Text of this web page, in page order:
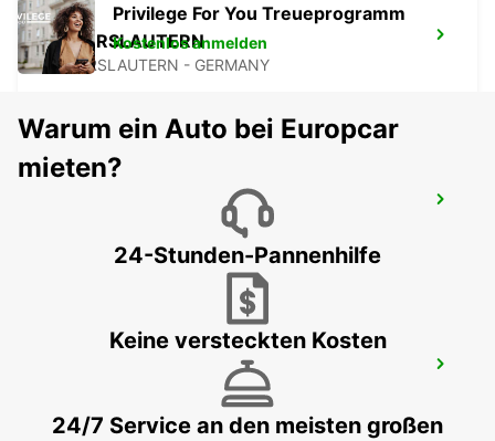
KAISERSLAUTERN
KAISERSLAUTERN - GERMANY
KELSTERBACH - GERMANY
Privilege For You Treueprogramm
Kostenlos anmelden
Warum ein Auto bei Europcar
mieten?
24-Stunden-Pannenhilfe
Keine versteckten Kosten
24/7 Service an den meisten großen